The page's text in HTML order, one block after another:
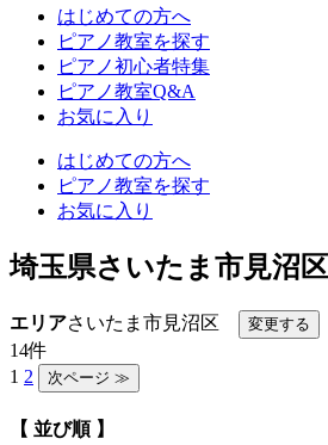
はじめての方へ
ピアノ教室を探す
ピアノ初心者特集
ピアノ教室Q&A
お気に入り
はじめての方へ
ピアノ教室を探す
お気に入り
埼玉県さいたま市見沼
エリアさいたま市見沼区
14件
1 2
【 並び順 】